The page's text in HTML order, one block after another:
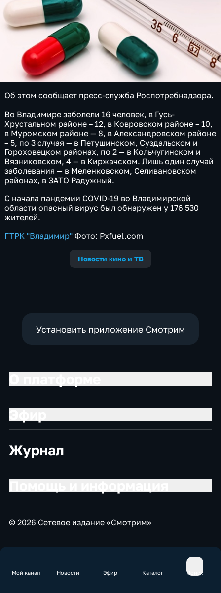
Мой канал Новости Эфир Каталог Поиск
Об этом сообщает пресс-служба Роспотребнадзора.
Во Владимире заболели 16 человек, в Гусь-
Хрустальном районе – 12, в Ковровском районе – 10,
в Муромском районе — 8, в Александровском районе
– 5, по 3 случая — в Петушинском, Суздальском и
Гороховецком районах, по 2 — в Кольчугинском и
Вязниковском, 4 — в Киржачском. Лишь один случай
заболевания — в Меленковском, Селивановском
районах, в ЗАТО Радужный.
С начала пандемии COVID-19 во Владимирской
области опасный вирус был обнаружен у 176 530
жителей.
ГТРК "Владимир" Фото: Pxfuel.com
Новости кино и ТВ
Установить приложение Смотрим
Журнал
© 2026 Сетевое издание «Смотрим»